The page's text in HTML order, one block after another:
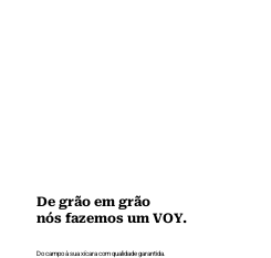
De grão em grão
nós fazemos um VOY.
Do campo à sua xícara com qualidade garantida.